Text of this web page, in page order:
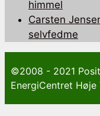
himmel
Carsten
selvfedme
©2008 - 2021
EnergiCentret Høje